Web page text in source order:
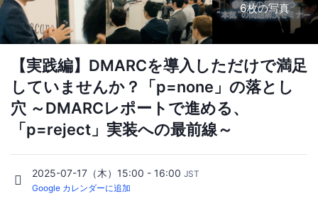
6枚の写真
【実践編】DMARCを導入しただけで満足
していませんか？「p=none」の落とし
穴 ～DMARCレポートで進める、
「p=reject」実装への最前線～
2025-07-17（木）15:00 - 16:00 JST
Google カレンダーに追加